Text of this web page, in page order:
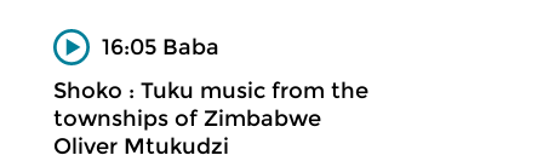
16:05 Baba
Shoko : Tuku music from the
townships of Zimbabwe
Oliver Mtukudzi